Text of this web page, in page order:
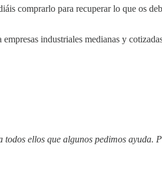
comprarlo para recuperar lo que os
industriales medianas y
ellos que algunos pedimos ayuda.